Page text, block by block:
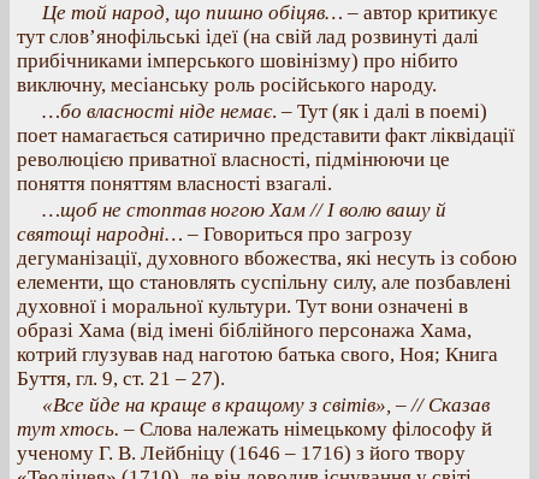
Це той народ, що пишно обіцяв… – автор критикує
тут слов’янофільські ідеї (на свій лад розвинуті далі
прибічниками імперського шовінізму) про нібито
виключну, месіанську роль російського народу.
…бо власності ніде немає. – Тут (як і далі в поемі)
поет намагається сатирично представити факт ліквідації
революцією приватної власності, підмінюючи це
поняття поняттям власності взагалі.
…щоб не стоптав ногою Хам // І волю вашу й
святощі народні… – Говориться про загрозу
дегуманізації, духовного вбожества, які несуть із собою
елементи, що становлять суспільну силу, але позбавлені
духовної і моральної культури. Тут вони означені в
образі Хама (від імені біблійного персонажа Хама,
котрий глузував над наготою батька свого, Ноя; Книга
Буття, гл. 9, ст. 21 – 27).
«Все йде на краще в кращому з світів», – // Сказав
тут хтось. – Слова належать німецькому філософу й
ученому Г. В. Лейбніцу (1646 – 1716) з його твору